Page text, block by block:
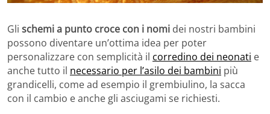
Gli schemi a punto croce con i nomi dei nostri bambini
possono diventare un’ottima idea per poter
personalizzare con semplicità il corredino dei neonati e
anche tutto il necessario per l’asilo dei bambini più
grandicelli, come ad esempio il grembiulino, la sacca
con il cambio e anche gli asciugami se richiesti.